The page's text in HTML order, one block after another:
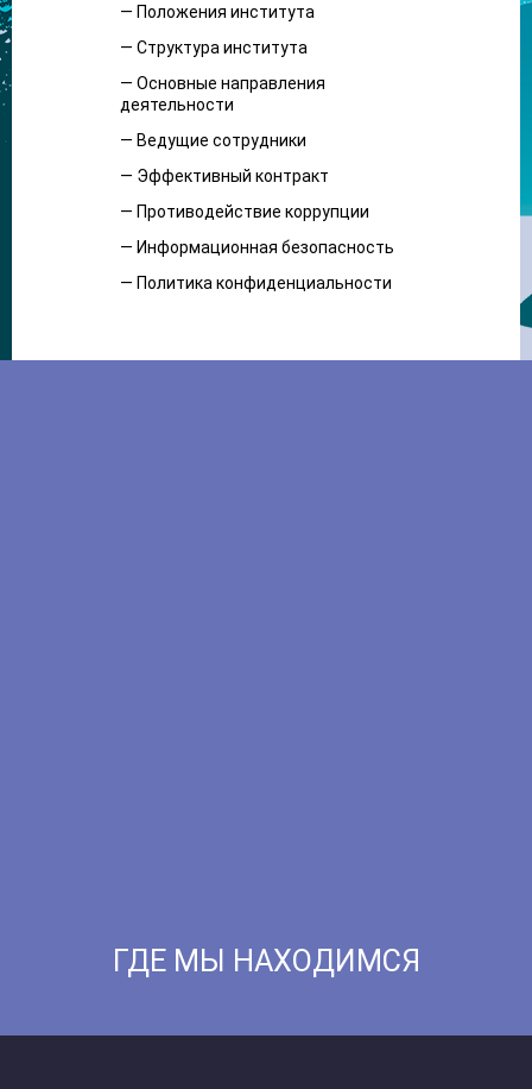
— Положения института
— Структура института
— Основные направления
деятельности
— Ведущие сотрудники
— Эффективный контракт
— Противодействие коррупции
— Информационная безопасность
— Политика конфиденциальности
ГДЕ МЫ НАХОДИМСЯ